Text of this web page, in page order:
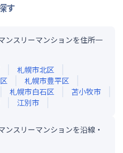
す
ンスリーマンションを住所一
札幌市北区
札幌市豊平区
札幌市白石区
苫小牧市
江別市
ンスリーマンションを沿線・